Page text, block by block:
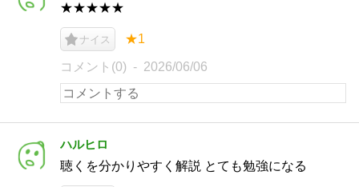
★★★★★
ナイス ★1
コメント(0) 2026/06/06
ハルヒロ
聴くを分かりやすく解説 とても勉強になる